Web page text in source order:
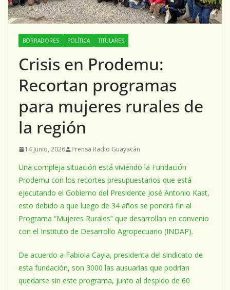
BORRADORES POLÍTICA TITULARES
Crisis en Prodemu:
Recortan programas
para mujeres rurales de
la región
14 Junio, 2026 Prensa Radio Guayacán
Una compleja situación está viviendo la Fundación
Prodemu con los recortes presupuestarios que está
ejecutando el Gobierno del Presidente José Antonio Kast,
esto debido a que luego de 34 años se pondrá fin al
Programa “Mujeres Rurales” que desarrollan en convenio
con el Instituto de Desarrollo Agropecuario (INDAP).
De acuerdo a Fabiola Cayla, presidenta del sindicato de
esta fundación, son 3000 las ausuarias que podrían
quedarse sin este programa, junto al despido de 60